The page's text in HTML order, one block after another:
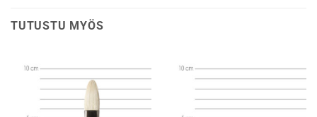
TUTUSTU MYÖS